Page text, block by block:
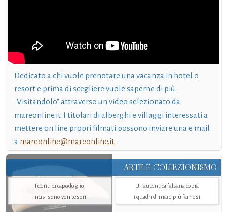
Dedicato a chi vuole prenotare una vacanza in hotel o
resort e prima di scegliere vuole saperne di più.
"Visitandolo" attraverso un video selezionato da
mareonline.it. I titolari di alberghi e villaggi interessati a
mettere on line propri filmati possono inviare una e mail
a mareonline@mareonline.it
ARTE E COLLEZIONISMO
I denti di capodoglio
incisi sono veri tesori
Un’autentica falsaria copia
i quadri di mare più famosi